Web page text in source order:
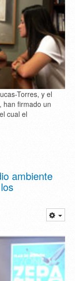
Torres, y el
han firmado un
cual el
ambiente